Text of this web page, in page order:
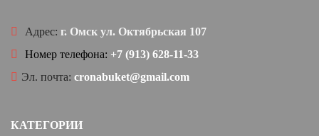
Адрес: г. Омск ул. Октябрьская 107
Номер телефона: +7 (913) 628-11-33
Эл. почта: cronabuket@gmail.com
КАТЕГОРИИ